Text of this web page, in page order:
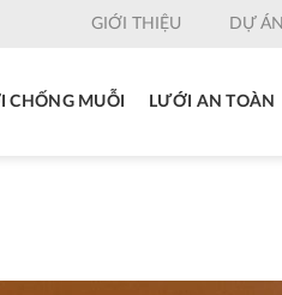
GIỚI THIỆU DỰ ÁN
CHỐNG MUỖI LƯỚI AN TOÀN